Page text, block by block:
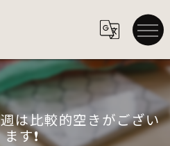
は比較的空きがござい
ます❗️